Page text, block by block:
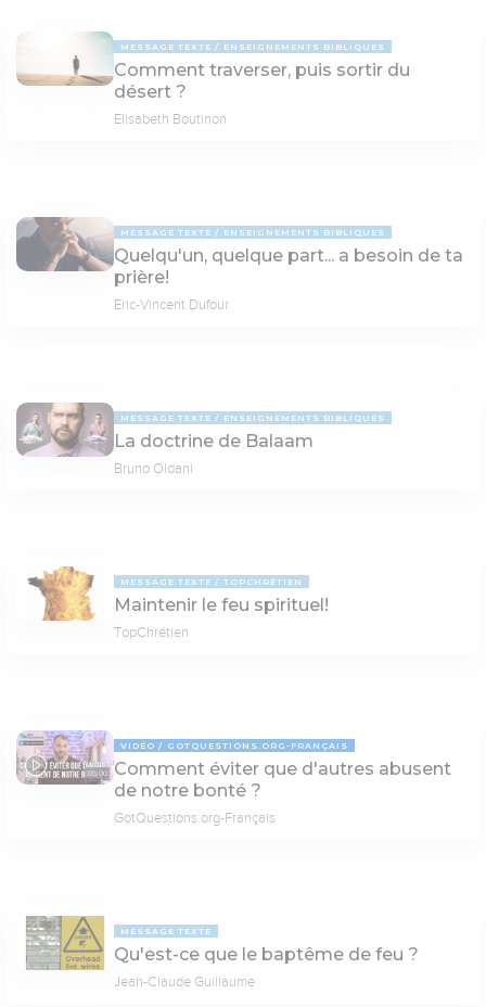
MESSAGE TEXTE ENSEIGNEMENTS BIBLIQUES
Comment traverser, puis sortir du
désert ?
Elisabeth Boutinon
MESSAGE TEXTE ENSEIGNEMENTS BIBLIQUES
Quelqu'un, quelque part... a besoin de ta
prière!
Eric-Vincent Dufour
MESSAGE TEXTE ENSEIGNEMENTS BIBLIQUES
La doctrine de Balaam
Bruno Oldani
MESSAGE TEXTE TOPCHRÉTIEN
Maintenir le feu spirituel!
TopChrétien
05:00
VIDÉO GOTQUESTIONS.ORG-FRANÇAIS
Comment éviter que d'autres abusent
de notre bonté ?
GotQuestions.org-Français
MESSAGE TEXTE
Qu'est-ce que le baptême de feu ?
Jean-Claude Guillaume